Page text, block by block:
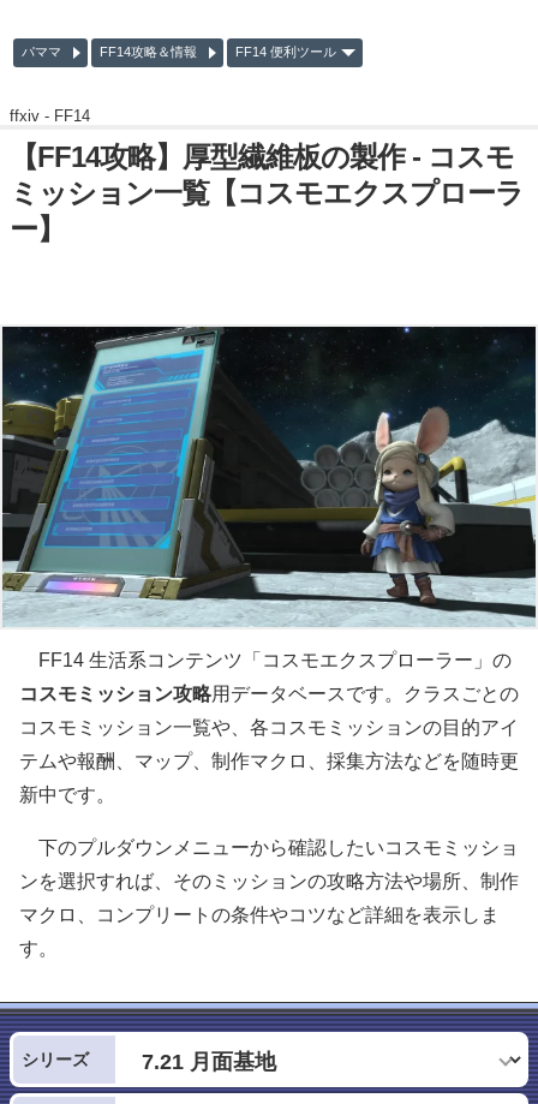
パママ FF14攻略＆情報 FF14 便利ツール
ffxiv - FF14
【FF14攻略】厚型繊維板の製作 - コスモ
ミッション一覧【コスモエクスプローラ
ー】
FF14 生活系コンテンツ「コスモエクスプローラー」の
コスモミッション攻略用データベースです。クラスごとの
コスモミッション一覧や、各コスモミッションの目的アイ
テムや報酬、マップ、制作マクロ、採集方法などを随時更
新中です。
下のプルダウンメニューから確認したいコスモミッショ
ンを選択すれば、そのミッションの攻略方法や場所、制作
マクロ、コンプリートの条件やコツなど詳細を表示しま
す。
シリーズ